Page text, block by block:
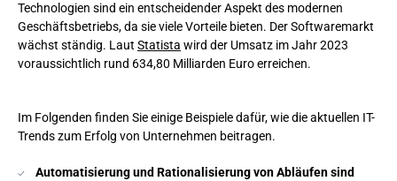
Technologien sind ein entscheidender Aspekt des modernen
Geschäftsbetriebs, da sie viele Vorteile bieten. Der Softwaremarkt
wächst ständig. Laut Statista wird der Umsatz im Jahr 2023
voraussichtlich rund 634,80 Milliarden Euro erreichen.
Im Folgenden finden Sie einige Beispiele dafür, wie die aktuellen IT-
Trends zum Erfolg von Unternehmen beitragen.
Automatisierung und Rationalisierung von Abläufen sind